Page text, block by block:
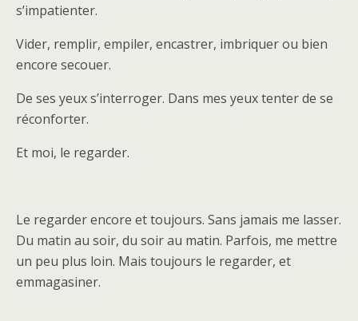
s’impatienter.
Vider, remplir, empiler, encastrer, imbriquer ou bien
encore secouer.
De ses yeux s’interroger. Dans mes yeux tenter de se
réconforter.
Et moi, le regarder.
Le regarder encore et toujours. Sans jamais me lasser.
Du matin au soir, du soir au matin. Parfois, me mettre
un peu plus loin. Mais toujours le regarder, et
emmagasiner.